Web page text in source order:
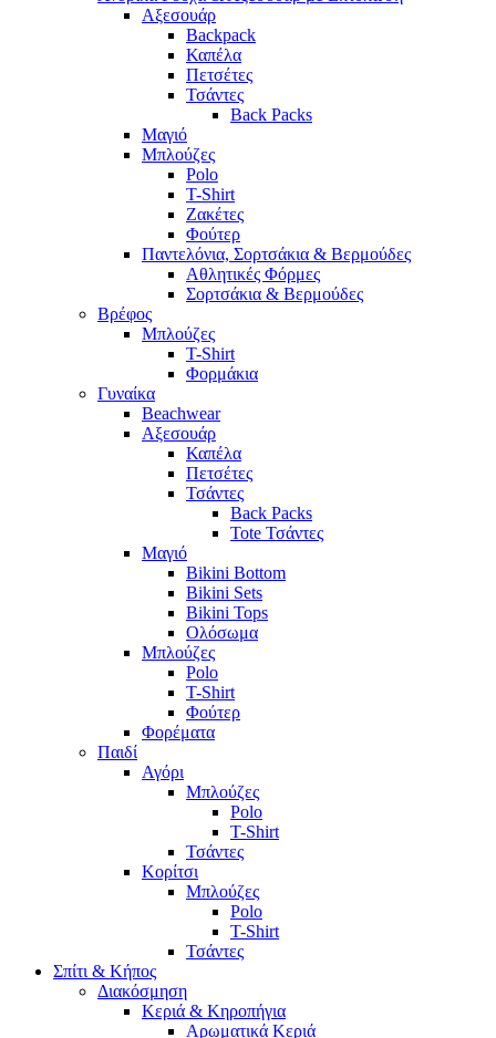
Αξεσουάρ
Backpack
Καπέλα
Πετσέτες
Τσάντες
Back Packs
Μαγιό
Μπλούζες
Polo
T-Shirt
Ζακέτες
Φούτερ
Παντελόνια, Σορτσάκια & Βερμούδες
Αθλητικές Φόρμες
Σορτσάκια & Βερμούδες
Βρέφος
Μπλούζες
T-Shirt
Φορμάκια
Γυναίκα
Beachwear
Αξεσουάρ
Καπέλα
Πετσέτες
Τσάντες
Back Packs
Tote Τσάντες
Μαγιό
Bikini Bottom
Bikini Sets
Bikini Tops
Ολόσωμα
Μπλούζες
Polo
T-Shirt
Φούτερ
Φορέματα
Παιδί
Αγόρι
Μπλούζες
Polo
T-Shirt
Τσάντες
Κορίτσι
Μπλούζες
Polo
T-Shirt
Τσάντες
Σπίτι & Κήπος
Διακόσμηση
Κεριά & Κηροπήγια
Αρωματικά Κεριά